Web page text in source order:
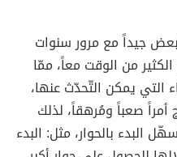
جيداً مع مرور سنوات
من الوقت معاً، ممّا
التي يمكن التّحدّث عنها،
أمراً صعباً ومُرهقاً، لذلك
البدء بالحوار، مثل: البدء